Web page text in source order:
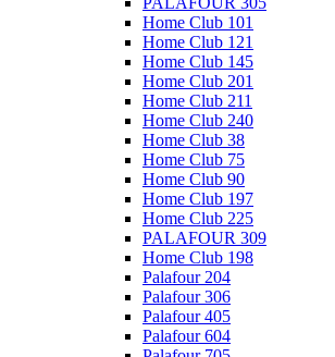
Home Club 101
Home Club 121
Home Club 145
Home Club 201
Home Club 211
Home Club 240
Home Club 38
Home Club 75
Home Club 90
Home Club 197
Home Club 225
PALAFOUR 309
Home Club 198
Palafour 204
Palafour 306
Palafour 405
Palafour 604